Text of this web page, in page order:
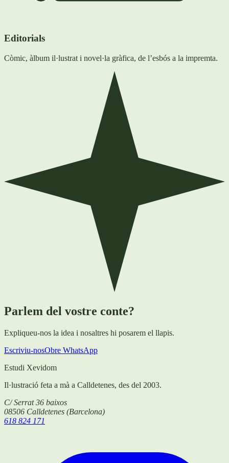
Editorials
Còmic, àlbum il·lustrat i novel·la gràfica, de l’esbós a la impremta.
Parlem del vostre conte?
Expliqueu-nos la idea i nosaltres hi posarem el llapis.
Escriviu-nosObre WhatsApp
Estudi Xevidom
Il·lustració feta a mà a Calldetenes, des del 2003.
C/ Serrat 36 baixos
08506 Calldetenes (Barcelona)
618 824 171